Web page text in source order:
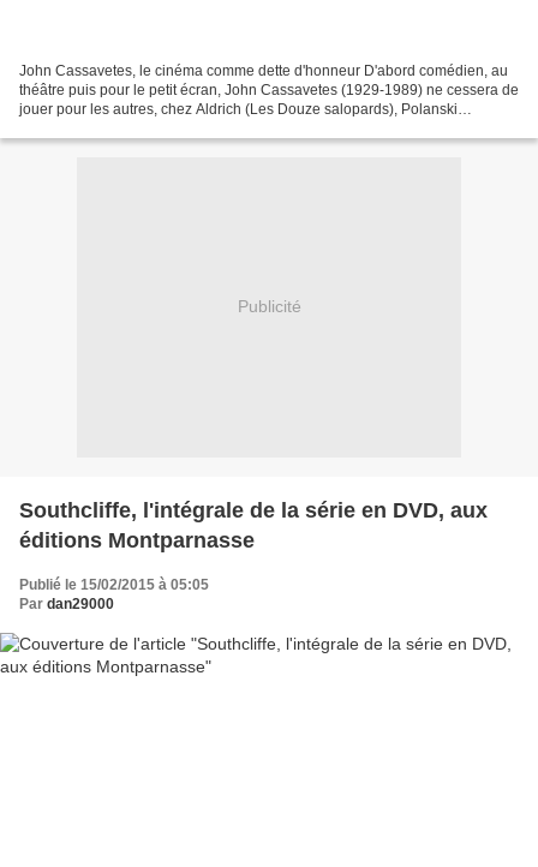
John Cassavetes, le cinéma comme dette d'honneur D'abord comédien, au
théâtre puis pour le petit écran, John Cassavetes (1929-1989) ne cessera de
jouer pour les autres, chez Aldrich (Les Douze salopards), Polanski
Publicité
Southcliffe, l'intégrale de la série en DVD, aux
éditions Montparnasse
Publié le 15/02/2015 à 05:05
Par dan29000